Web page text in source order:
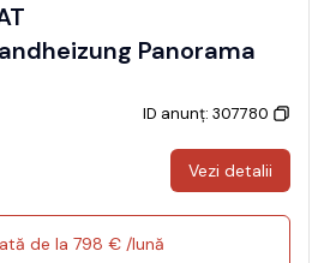
Panorama
ID anunț: 307780
Vezi detalii
de la 798 € /lună